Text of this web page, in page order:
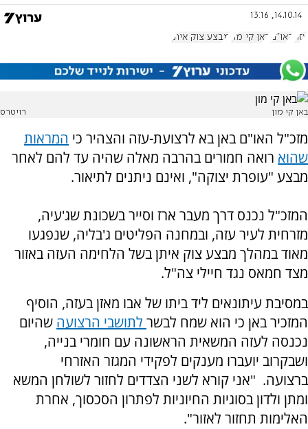
14.10.14, 13:16
עזה האו"ם באן קי מון מבצע צוק איתן
באן קי מון רויטרס
מזכ"ל האו"ם באן בא לרצועת-עזה והצהיר כי המראות
שהוא רואה חמורים בהרבה מאלה שהיה עד להם לאחר
מבצע "עופרת יצוקה", ואינם ניתנים לתיאור.
המזכ"ל נכנס דרך מעבר ארז וסייר בשכונת שג'עיה,
מזרחית לעיר עזה, ובמחנה הפליטים ג'בליה, שנפגעו
מאוד במהלך מבצע צוק איתן בשל הלחימה העזה באזור
מצד חמאס נגד חיילי צה"ל.
במסיבת עיתונאים ליד ביתו של אבו מאזן בעזה, הוסיף
המזכיר באן כי הוא שמח לבשר לתושבי הרצועה שהיום
נכנסה לעזה המשאית הראשונה עם חומרי בנייה,
ושבקרוב יועברו מענקים לפקידי המגזר האזרחי
ברצועה. "אני קורא לשני הצדדים לחזור לשולחן המשא
ומתן ולדון בסוגיות החיוניות לפתרון הסכסוך, אחרת
האלימות תחזור לאזור".